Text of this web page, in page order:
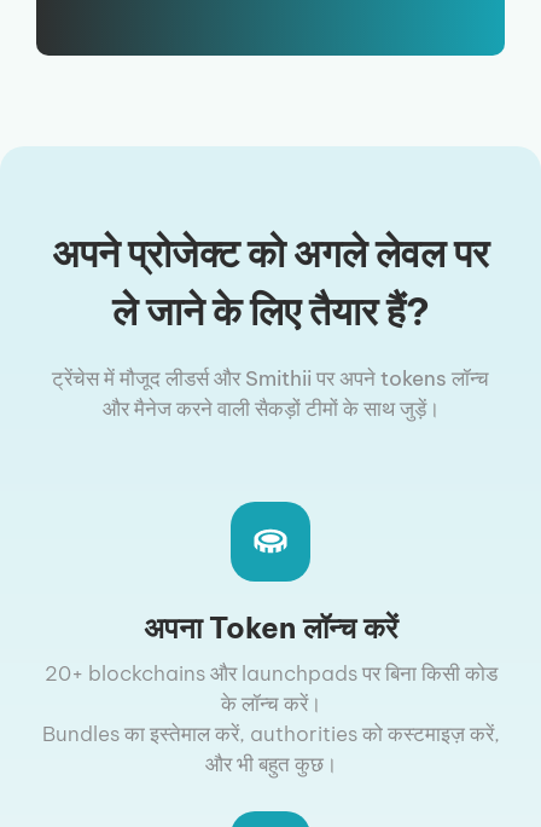
अपने प्रोजेक्ट को अगले लेवल पर
ले जाने के लिए तैयार हैं?
ट्रेंचेस में मौजूद लीडर्स और Smithii पर अपने tokens लॉन्च
और मैनेज करने वाली सैकड़ों टीमों के साथ जुड़ें।
अपना Token लॉन्च करें
20+ blockchains और launchpads पर बिना किसी कोड
के लॉन्च करें।
Bundles का इस्तेमाल करें, authorities को कस्टमाइज़ करें,
और भी बहुत कुछ।